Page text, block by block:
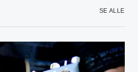
SE ALLE